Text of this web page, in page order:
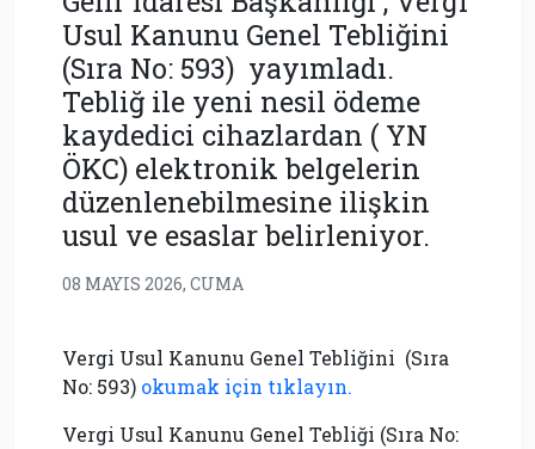
Usul Kanunu Genel Tebliğini
(Sıra No: 593) yayımladı.
Tebliğ ile yeni nesil ödeme
kaydedici cihazlardan ( YN
ÖKC) elektronik belgelerin
düzenlenebilmesine ilişkin
usul ve esaslar belirleniyor.
08 MAYIS 2026, CUMA
Vergi Usul Kanunu Genel Tebliğini (Sıra
No: 593) okumak için tıklayın.
Vergi Usul Kanunu Genel Tebliği (Sıra No: